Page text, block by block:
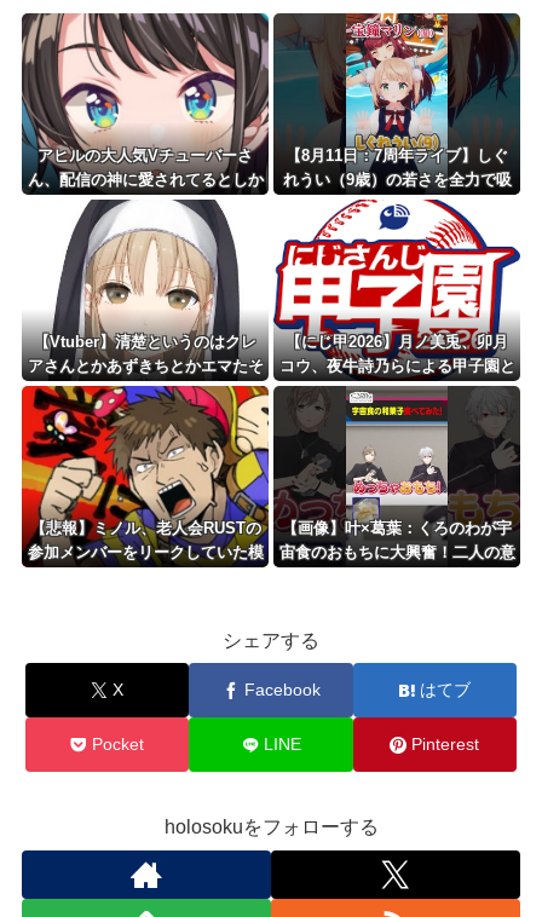
アヒルの大人気Vチューバーさ
ん、配信の神に愛されてるとしか
思えない確率の偏りｗ
【8月11日：7周年ライブ】しぐ
れうい（9歳）の若さを全力で吸
いまくる宝鐘マリン船長！爆笑必
至の掛け合いと二人の尊すぎる関
係性は見逃し厳禁のショート動
画！
【Vtuber】清楚というのはクレ
アさんとかあずきちとかエマたそ
みたいなVtuberのことを言うん
【にじ甲2026】月ノ美兎、卯月
コウ、夜牛詩乃らによる甲子園と
かも見たくはある
【悲報】ミノル、老人会RUSTの
参加メンバーをリークしていた模
【画像】叶×葛葉：くろのわが宇
宙食のおもちに大興奮！二人の意
シェアする
X Facebook はてブ
Pocket LINE Pinterest
holosokuをフォローする